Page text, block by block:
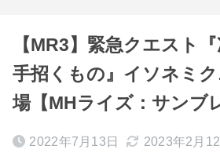
【MR3】緊急クエスト
手招くもの』イソネミ
場【MHライズ：サンブ
2022年7月13日 2023年2月12